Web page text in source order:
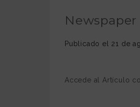
Newspaper
Publicado el 21 de
Accede al Artículo